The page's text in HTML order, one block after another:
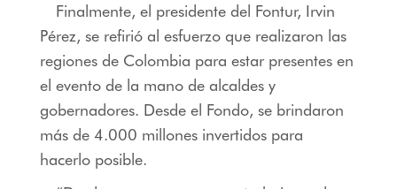
Finalmente, el presidente del Fontur, Irvin
Pérez, se refirió al esfuerzo que realizaron las
regiones de Colombia para estar presentes en
el evento de la mano de alcaldes y
gobernadores. Desde el Fondo, se brindaron
más de 4.000 millones invertidos para
hacerlo posible.